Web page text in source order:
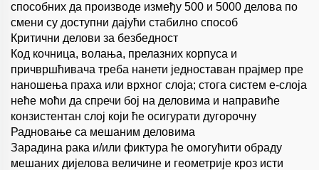
способних да производе између 500 и 5000 делова по
смени су доступни дајући стабилно способ
Критични делови за безбедност
Код кочница, волања, прелазних корпуса и
причвршћивача треба нанети једноставан прајмер пре
наношења праха или врхног слоја; стога систем е-слоја
неће моћи да спречи бој на деловима и направиће
конзистентан слој који ће осигурати дугорочну
Радновање са мешаним деловима
Зарадина рака и/или фиктура ће омогућити обраду
мешаних дијелова величине и геометрије кроз исти